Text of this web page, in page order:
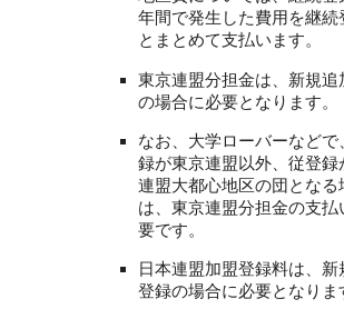
年間で発生した費用を継続
とまとめて支払います。
東京連盟分担金は、新規追
の場合に必要となります。
なお、大学ローバーなどで
録が東京連盟以外、従登録
連盟大都心地区の団となる
は、東京連盟分担金の支払
要です。
日本連盟加盟登録料は、新
登録の場合に必要となりま